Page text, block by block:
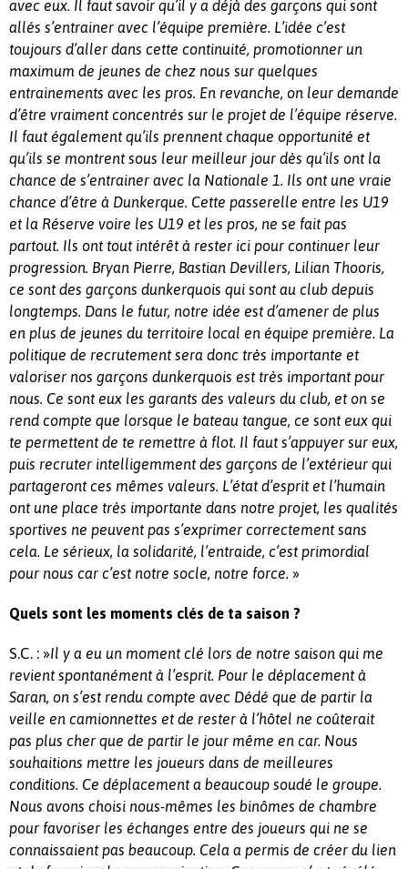
avec eux. Il faut savoir qu’il y a déjà des garçons qui sont
allés s’entrainer avec l’équipe première. L’idée c’est
toujours d’aller dans cette continuité, promotionner un
maximum de jeunes de chez nous sur quelques
entrainements avec les pros. En revanche, on leur demande
d’être vraiment concentrés sur le projet de l’équipe réserve.
Il faut également qu’ils prennent chaque opportunité et
qu’ils se montrent sous leur meilleur jour dès qu’ils ont la
chance de s’entrainer avec la Nationale 1. Ils ont une vraie
chance d’être à Dunkerque. Cette passerelle entre les U19
et la Réserve voire les U19 et les pros, ne se fait pas
partout. Ils ont tout intérêt à rester ici pour continuer leur
progression. Bryan Pierre, Bastian Devillers, Lilian Thooris,
ce sont des garçons dunkerquois qui sont au club depuis
longtemps. Dans le futur, notre idée est d’amener de plus
en plus de jeunes du territoire local en équipe première. La
politique de recrutement sera donc très importante et
valoriser nos garçons dunkerquois est très important pour
nous. Ce sont eux les garants des valeurs du club, et on se
rend compte que lorsque le bateau tangue, ce sont eux qui
te permettent de te remettre à flot. Il faut s’appuyer sur eux,
puis recruter intelligemment des garçons de l’extérieur qui
partageront ces mêmes valeurs. L’état d’esprit et l’humain
ont une place très importante dans notre projet, les qualités
sportives ne peuvent pas s’exprimer correctement sans
cela. Le sérieux, la solidarité, l’entraide, c’est primordial
pour nous car c’est notre socle, notre force. »
Quels sont les moments clés de ta saison ?
S.C. : »Il y a eu un moment clé lors de notre saison qui me
revient spontanément à l’esprit. Pour le déplacement à
Saran, on s’est rendu compte avec Dédé que de partir la
veille en camionnettes et de rester à l’hôtel ne coûterait
pas plus cher que de partir le jour même en car. Nous
souhaitions mettre les joueurs dans de meilleures
conditions. Ce déplacement a beaucoup soudé le groupe.
Nous avons choisi nous-mêmes les binômes de chambre
pour favoriser les échanges entre des joueurs qui ne se
connaissaient pas beaucoup. Cela a permis de créer du lien